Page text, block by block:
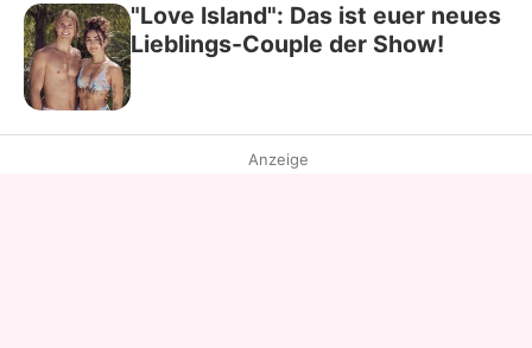
"Love Island": Das ist euer neues
Lieblings-Couple der Show!
Anzeige